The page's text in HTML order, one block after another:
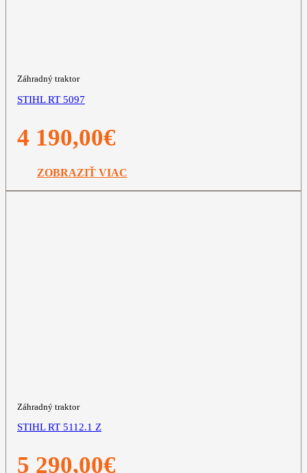
Záhradný traktor
STIHL RT 5097
4 190,00€
ZOBRAZIŤ VIAC
Záhradný traktor
STIHL RT 5112.1 Z
5 290,00€